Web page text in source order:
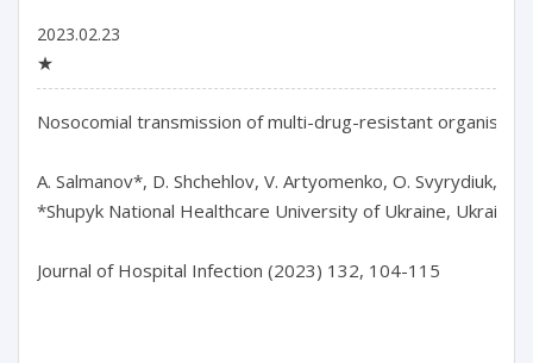
2023.02.23
★
Nosocomial transmission of multi-drug-resistant
A. Salmanov*, D. Shchehlov, V. Artyomenko, O. Svyrydiuk,
*Shupyk National Healthcare University of Ukraine, Ukraine
Journal of Hospital Infection (2023) 132, 104-115